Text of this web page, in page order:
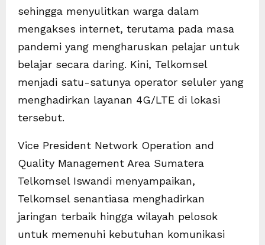
sehingga menyulitkan warga dalam
mengakses internet, terutama pada masa
pandemi yang mengharuskan pelajar untuk
belajar secara daring. Kini, Telkomsel
menjadi satu-satunya operator seluler yang
menghadirkan layanan 4G/LTE di lokasi
tersebut.
Vice President Network Operation and
Quality Management Area Sumatera
Telkomsel Iswandi menyampaikan,
Telkomsel senantiasa menghadirkan
jaringan terbaik hingga wilayah pelosok
untuk memenuhi kebutuhan komunikasi